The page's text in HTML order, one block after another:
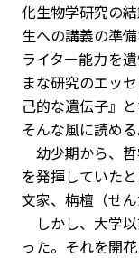
化生物学研究の
生への講義の準
ライター能力を
まな研究のエッ
己的な遺伝子』
そんな風に読める
幼少期から、
を発揮していた
文家、栴檀（せ
しかし、大学
った。それを開